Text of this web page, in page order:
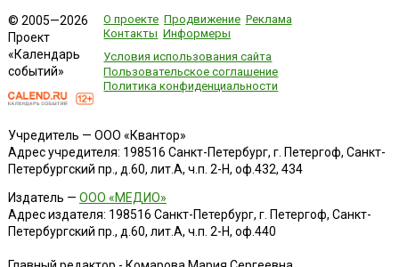
© 2005—2026
Проект
«Календарь
событий»
О проекте Продвижение Реклама
Контакты Информеры
Условия использования сайта
Пользовательское соглашение
Политика конфиденциальности
Учредитель — ООО «Квантор»
Адрес учредителя: 198516 Санкт-Петербург, г. Петергоф, Санкт-
Петербургский пр., д.60, лит.А, ч.п. 2-Н, оф.432, 434
Издатель — ООО «МЕДИО»
Адрес издателя: 198516 Санкт-Петербург, г. Петергоф, Санкт-
Петербургский пр., д.60, лит.А, ч.п. 2-Н, оф.440